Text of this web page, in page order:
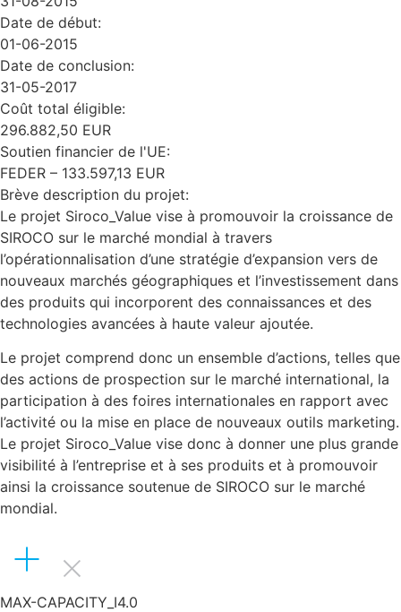
Date de début:
01-06-2015
Date de conclusion:
31-05-2017
Coût total éligible:
296.882,50 EUR
Soutien financier de l'UE:
FEDER – 133.597,13 EUR
Brève description du projet:
Le projet Siroco_Value vise à promouvoir la croissance de
SIROCO sur le marché mondial à travers
l’opérationnalisation d’une stratégie d’expansion vers de
nouveaux marchés géographiques et l’investissement dans
des produits qui incorporent des connaissances et des
technologies avancées à haute valeur ajoutée.
Le projet comprend donc un ensemble d’actions, telles que
des actions de prospection sur le marché international, la
participation à des foires internationales en rapport avec
l’activité ou la mise en place de nouveaux outils marketing.
Le projet Siroco_Value vise donc à donner une plus grande
visibilité à l’entreprise et à ses produits et à promouvoir
ainsi la croissance soutenue de SIROCO sur le marché
mondial.
MAX-CAPACITY_I4.0